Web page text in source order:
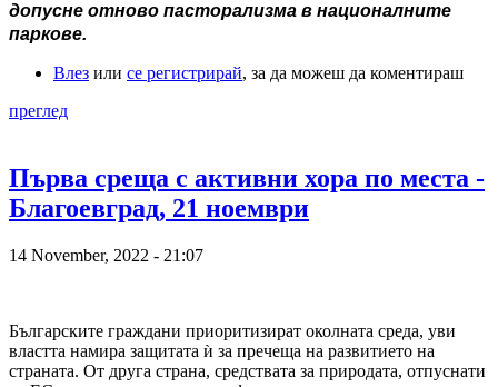
допусне отново пасторализма в националните
паркове.
Влез или се регистрирай, за да можеш да коментираш
преглед
Първа среща с активни хора по места -
Благоевград, 21 ноември
14 November, 2022 - 21:07
Българските граждани приоритизират околната среда, уви
властта намира защитата ѝ за пречеща на развитието на
страната. От друга страна, средствата за природата, отпуснати